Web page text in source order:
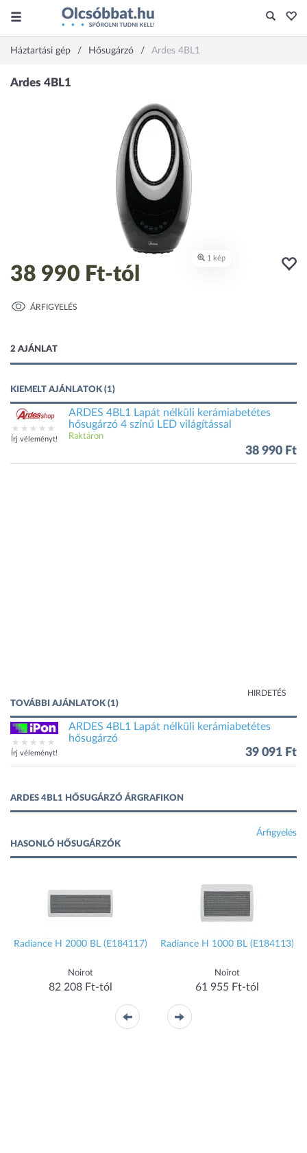
Háztartási gép Hősugárzó Ardes 4BL1
38 990 Ft-tól
ÁRFIGYELÉS
2 AJÁNLAT
KIEMELT AJÁNLATOK (1)
Írj véleményt!
ARDES 4BL1 Lapát nélküli kerámiabetétes
hősugárzó 4 színű LED világítással
Raktáron
38 990 Ft
HIRDETÉS
TOVÁBBI AJÁNLATOK (1)
Írj véleményt!
ARDES 4BL1 Lapát nélküli kerámiabetétes
hősugárzó
39 091 Ft
ARDES 4BL1 HŐSUGÁRZÓ ÁRGRAFIKON
Árfigyelés
HASONLÓ HŐSUGÁRZÓK
Radiance H 2000 BL (E184117)
Noirot
82 208 Ft-tól
Radiance H 1000 BL (E184113)
Noirot
61 955 Ft-tól